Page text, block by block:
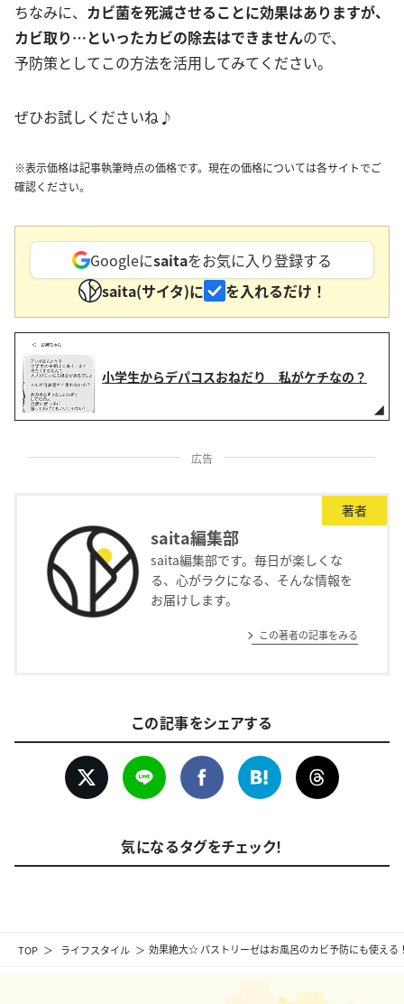
TOP ライフスタイル 効果絶大☆ パストリーゼはお風呂のカビ予防にも使える
ちなみに、 カビ菌を死滅させることに効果はありますが、
カビ取り…といったカビの除去はできませんので、
予防策としてこの方法を活用してみてください。
ぜひお試しくださいね♪
※表示価格は記事執筆時点の価格です。現在の価格については各サイトでご
確認ください。
Googleにsaitaをお気に入り登録する
saita(サイタ)に
を入れるだけ！
小学生からデパコスおねだり 私がケチなの？
広告
著者
saita編集部
saita編集部です。毎日が楽しくな
る、心がラクになる、そんな情報を
お届けします。
この著者の記事をみる
この記事をシェアする
気になるタグをチェック！